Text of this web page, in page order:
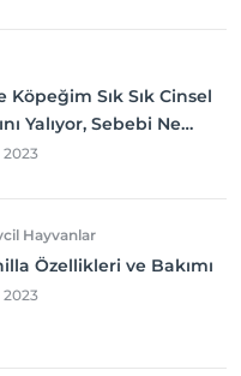
Köpeğim Sık Sık Cinsel
Yalıyor, Sebebi Ne
Neler yapmalıyım?
2023
Hayvanlar
Özellikleri ve Bakımı
2023